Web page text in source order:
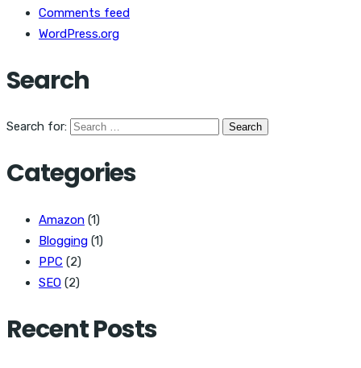
Comments feed
WordPress.org
Search
Search for:
Categories
Amazon (1)
Blogging (1)
PPC (2)
SEO (2)
Recent Posts